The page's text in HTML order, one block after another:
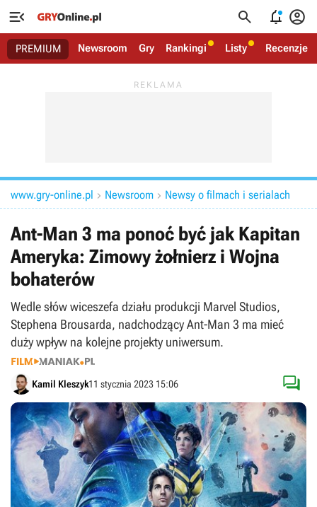
   
PREMIUM Newsroom Gry Rankingi Listy Recenzje
www.gry-online.pl  Newsroom  Newsy o filmach i serialach
Ant-Man 3 ma ponoć być jak Kapitan
Ameryka: Zimowy żołnierz i Wojna
bohaterów
Wedle słów wiceszefa działu produkcji Marvel Studios,
Stephena Brousarda, nadchodzący Ant-Man 3 ma mieć
duży wpływ na kolejne projekty uniwersum.
Kamil Kleszyk11 stycznia 2023 15:06 